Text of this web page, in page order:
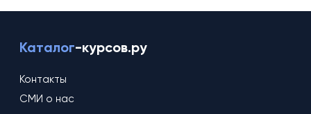
Каталог-курсов.ру
Контакты
СМИ о нас